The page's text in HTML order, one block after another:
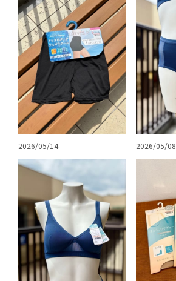
2026/05/14 2026/05/08